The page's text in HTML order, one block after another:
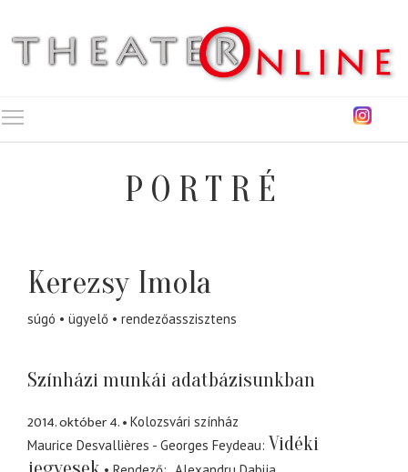
PORTRÉ
Kerezsy Imola
súgó ügyelő rendezőasszisztens
Színházi munkái adatbázisunkban
2014. október 4.
Kolozsvári színház
Maurice Desvallières - Georges Feydeau Vidéki